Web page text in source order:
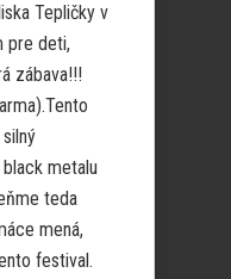
Tepličky v
pre deti,
zábava!!!
metalu
teda
mená,
festival.